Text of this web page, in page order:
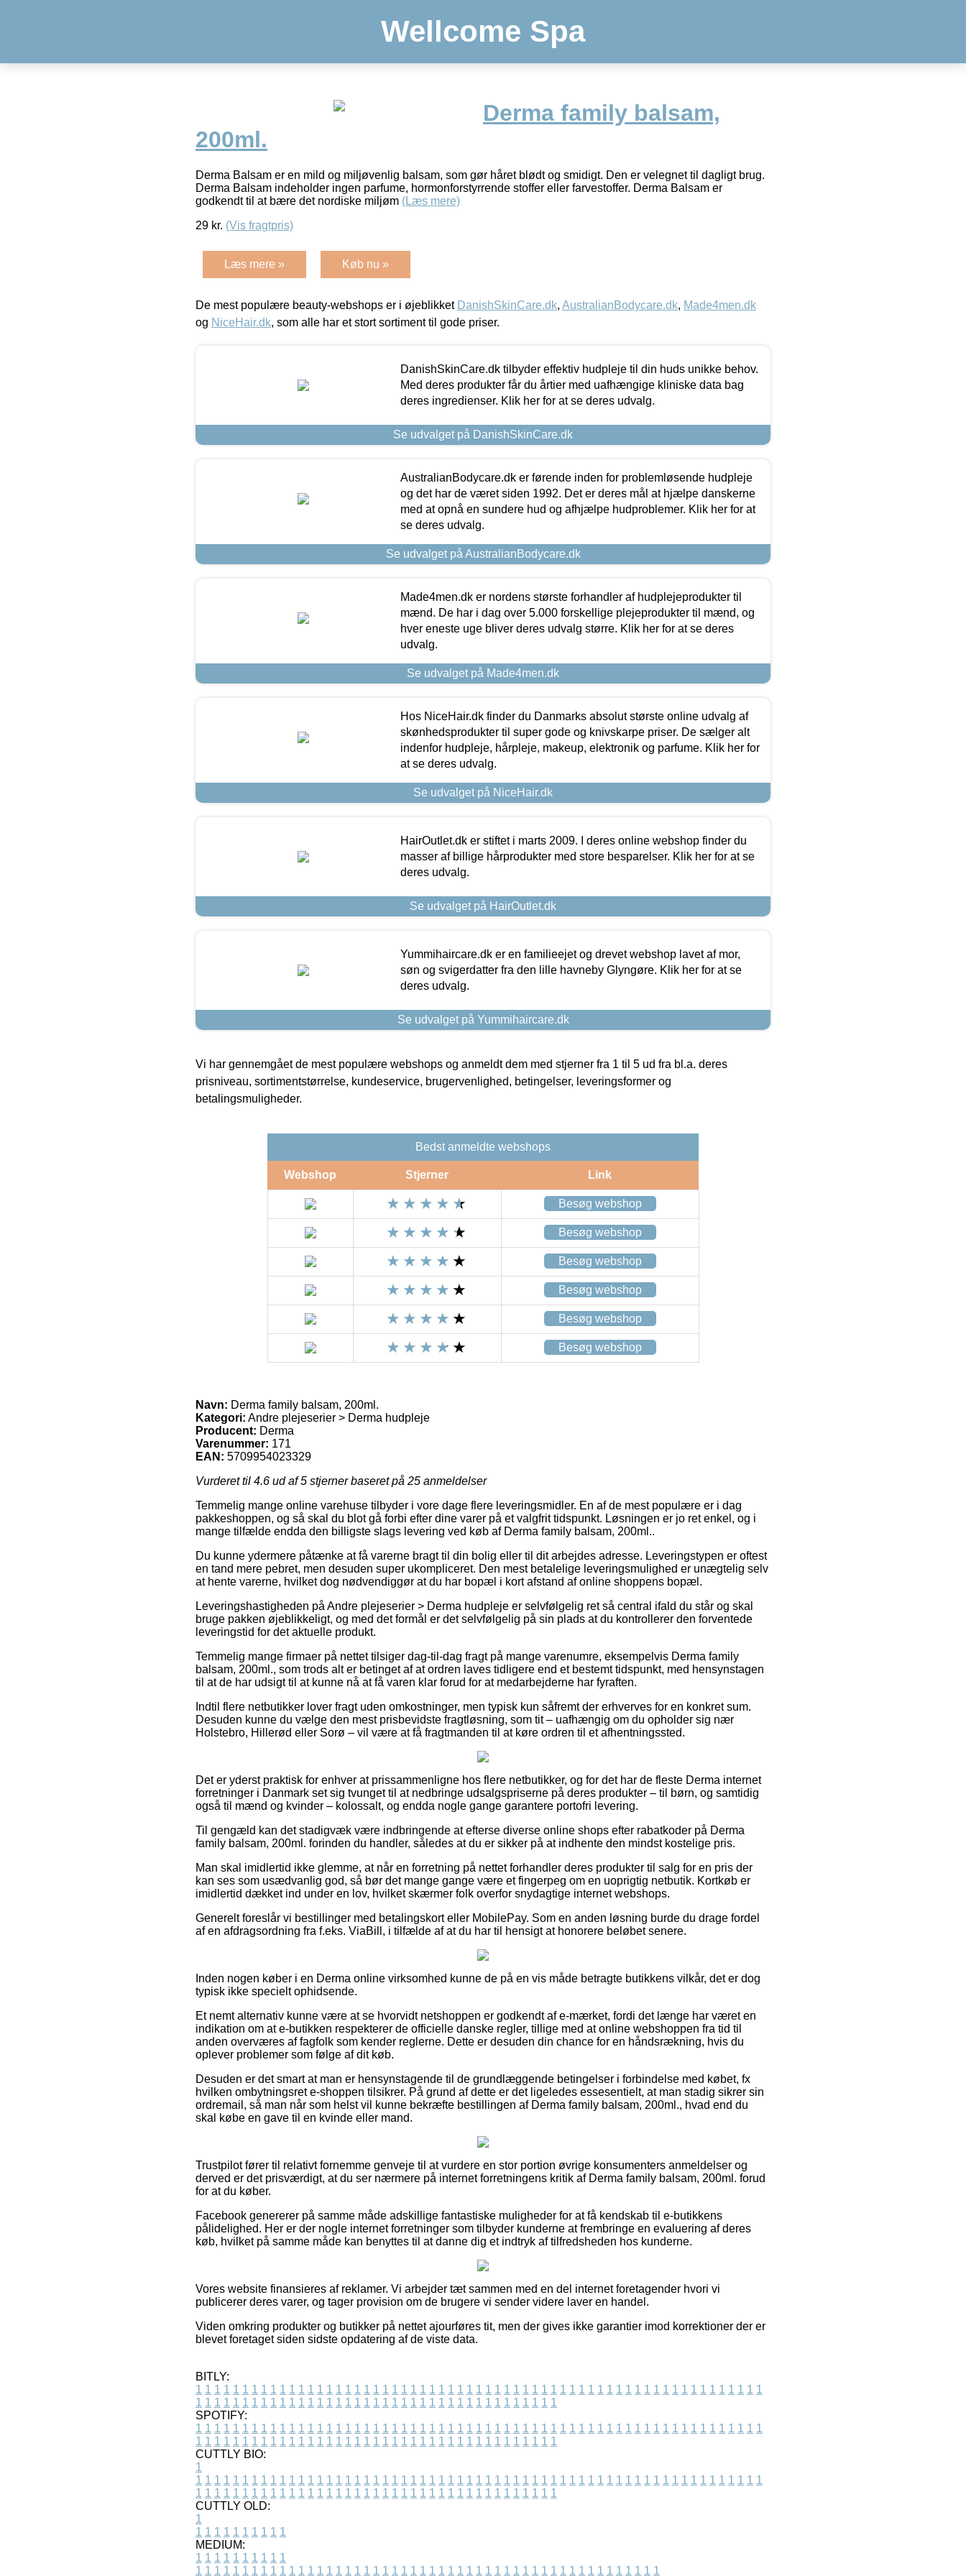
Wellcome Spa
Derma family balsam,
200ml.
Derma Balsam er en mild og miljøvenlig balsam, som gør håret blødt og smidigt. Den er velegnet til dagligt brug.
Derma Balsam indeholder ingen parfume, hormonforstyrrende stoffer eller farvestoffer. Derma Balsam er
godkendt til at bære det nordiske miljøm (Læs mere)
29 kr. (Vis fragtpris)
Læs mere » Køb nu »
De mest populære beauty-webshops er i øjeblikket DanishSkinCare.dk, AustralianBodycare.dk, Made4men.dk
og NiceHair.dk, som alle har et stort sortiment til gode priser.
DanishSkinCare.dk tilbyder effektiv hudpleje til din huds unikke behov.
Med deres produkter får du årtier med uafhængige kliniske data bag
deres ingredienser. Klik her for at se deres udvalg.
Se udvalget på DanishSkinCare.dk
AustralianBodycare.dk er førende inden for problemløsende hudpleje
og det har de været siden 1992. Det er deres mål at hjælpe danskerne
med at opnå en sundere hud og afhjælpe hudproblemer. Klik her for at
se deres udvalg.
Se udvalget på AustralianBodycare.dk
Made4men.dk er nordens største forhandler af hudplejeprodukter til
mænd. De har i dag over 5.000 forskellige plejeprodukter til mænd, og
hver eneste uge bliver deres udvalg større. Klik her for at se deres
udvalg.
Se udvalget på Made4men.dk
Hos NiceHair.dk finder du Danmarks absolut største online udvalg af
skønhedsprodukter til super gode og knivskarpe priser. De sælger alt
indenfor hudpleje, hårpleje, makeup, elektronik og parfume. Klik her for
at se deres udvalg.
Se udvalget på NiceHair.dk
HairOutlet.dk er stiftet i marts 2009. I deres online webshop finder du
masser af billige hårprodukter med store besparelser. Klik her for at se
deres udvalg.
Se udvalget på HairOutlet.dk
Yummihaircare.dk er en familieejet og drevet webshop lavet af mor,
søn og svigerdatter fra den lille havneby Glyngøre. Klik her for at se
deres udvalg.
Se udvalget på Yummihaircare.dk
Vi har gennemgået de mest populære webshops og anmeldt dem med stjerner fra 1 til 5 ud fra bl.a. deres
prisniveau, sortimentstørrelse, kundeservice, brugervenlighed, betingelser, leveringsformer og
betalingsmuligheder.
Bedst anmeldte webshops
Webshop Stjerner Link
Besøg webshop
Besøg webshop
Besøg webshop
Besøg webshop
Besøg webshop
Besøg webshop
Navn: Derma family balsam, 200ml.
Kategori: Andre plejeserier > Derma hudpleje
Producent: Derma
Varenummer: 171
EAN: 5709954023329
Vurderet til 4.6 ud af 5 stjerner baseret på 25 anmeldelser
Temmelig mange online varehuse tilbyder i vore dage flere leveringsmidler. En af de mest populære er i dag
pakkeshoppen, og så skal du blot gå forbi efter dine varer på et valgfrit tidspunkt. Løsningen er jo ret enkel, og i
mange tilfælde endda den billigste slags levering ved køb af Derma family balsam, 200ml..
Du kunne ydermere påtænke at få varerne bragt til din bolig eller til dit arbejdes adresse. Leveringstypen er oftest
en tand mere pebret, men desuden super ukompliceret. Den mest betalelige leveringsmulighed er unægtelig selv
at hente varerne, hvilket dog nødvendiggør at du har bopæl i kort afstand af online shoppens bopæl.
Leveringshastigheden på Andre plejeserier > Derma hudpleje er selvfølgelig ret så central ifald du står og skal
bruge pakken øjeblikkeligt, og med det formål er det selvfølgelig på sin plads at du kontrollerer den forventede
leveringstid for det aktuelle produkt.
Temmelig mange firmaer på nettet tilsiger dag-til-dag fragt på mange varenumre, eksempelvis Derma family
balsam, 200ml., som trods alt er betinget af at ordren laves tidligere end et bestemt tidspunkt, med hensynstagen
til at de har udsigt til at kunne nå at få varen klar forud for at medarbejderne har fyraften.
Indtil flere netbutikker lover fragt uden omkostninger, men typisk kun såfremt der erhverves for en konkret sum.
Desuden kunne du vælge den mest prisbevidste fragtløsning, som tit – uafhængig om du opholder sig nær
Holstebro, Hillerød eller Sorø – vil være at få fragtmanden til at køre ordren til et afhentningssted.
Det er yderst praktisk for enhver at prissammenligne hos flere netbutikker, og for det har de fleste Derma internet
forretninger i Danmark set sig tvunget til at nedbringe udsalgspriserne på deres produkter – til børn, og samtidig
også til mænd og kvinder – kolossalt, og endda nogle gange garantere portofri levering.
Til gengæld kan det stadigvæk være indbringende at efterse diverse online shops efter rabatkoder på Derma
family balsam, 200ml. forinden du handler, således at du er sikker på at indhente den mindst kostelige pris.
Man skal imidlertid ikke glemme, at når en forretning på nettet forhandler deres produkter til salg for en pris der
kan ses som usædvanlig god, så bør det mange gange være et fingerpeg om en uoprigtig netbutik. Kortkøb er
imidlertid dækket ind under en lov, hvilket skærmer folk overfor snydagtige internet webshops.
Generelt foreslår vi bestillinger med betalingskort eller MobilePay. Som en anden løsning burde du drage fordel
af en afdragsordning fra f.eks. ViaBill, i tilfælde af at du har til hensigt at honorere beløbet senere.
Inden nogen køber i en Derma online virksomhed kunne de på en vis måde betragte butikkens vilkår, det er dog
typisk ikke specielt ophidsende.
Et nemt alternativ kunne være at se hvorvidt netshoppen er godkendt af e-mærket, fordi det længe har været en
indikation om at e-butikken respekterer de officielle danske regler, tillige med at online webshoppen fra tid til
anden overværes af fagfolk som kender reglerne. Dette er desuden din chance for en håndsrækning, hvis du
oplever problemer som følge af dit køb.
Desuden er det smart at man er hensynstagende til de grundlæggende betingelser i forbindelse med købet, fx
hvilken ombytningsret e-shoppen tilsikrer. På grund af dette er det ligeledes essesentielt, at man stadig sikrer sin
ordremail, så man når som helst vil kunne bekræfte bestillingen af Derma family balsam, 200ml., hvad end du
skal købe en gave til en kvinde eller mand.
Trustpilot fører til relativt fornemme genveje til at vurdere en stor portion øvrige konsumenters anmeldelser og
derved er det prisværdigt, at du ser nærmere på internet forretningens kritik af Derma family balsam, 200ml. forud
for at du køber.
Facebook genererer på samme måde adskillige fantastiske muligheder for at få kendskab til e-butikkens
pålidelighed. Her er der nogle internet forretninger som tilbyder kunderne at frembringe en evaluering af deres
køb, hvilket på samme måde kan benyttes til at danne dig et indtryk af tilfredsheden hos kunderne.
Vores website finansieres af reklamer. Vi arbejder tæt sammen med en del internet foretagender hvori vi
publicerer deres varer, og tager provision om de brugere vi sender videre laver en handel.
Viden omkring produkter og butikker på nettet ajourføres tit, men der gives ikke garantier imod korrektioner der er
blevet foretaget siden sidste opdatering af de viste data.
BITLY:
1 1 1 1 1 1 1 1 1 1 1 1 1 1 1 1 1 1 1 1 1 1 1 1 1 1 1 1 1 1 1 1 1 1 1 1 1 1 1 1 1 1 1 1 1 1 1 1 1 1 1 1 1 1 1 1 1 1 1 1 1
1 1 1 1 1 1 1 1 1 1 1 1 1 1 1 1 1 1 1 1 1 1 1 1 1 1 1 1 1 1 1 1 1 1 1 1 1 1 1
SPOTIFY:
1 1 1 1 1 1 1 1 1 1 1 1 1 1 1 1 1 1 1 1 1 1 1 1 1 1 1 1 1 1 1 1 1 1 1 1 1 1 1 1 1 1 1 1 1 1 1 1 1 1 1 1 1 1 1 1 1 1 1 1 1
1 1 1 1 1 1 1 1 1 1 1 1 1 1 1 1 1 1 1 1 1 1 1 1 1 1 1 1 1 1 1 1 1 1 1 1 1 1 1
CUTTLY BIO:
1
1 1 1 1 1 1 1 1 1 1 1 1 1 1 1 1 1 1 1 1 1 1 1 1 1 1 1 1 1 1 1 1 1 1 1 1 1 1 1 1 1 1 1 1 1 1 1 1 1 1 1 1 1 1 1 1 1 1 1 1 1
1 1 1 1 1 1 1 1 1 1 1 1 1 1 1 1 1 1 1 1 1 1 1 1 1 1 1 1 1 1 1 1 1 1 1 1 1 1 1
CUTTLY OLD:
1
1 1 1 1 1 1 1 1 1 1
MEDIUM:
1 1 1 1 1 1 1 1 1 1
1 1 1 1 1 1 1 1 1 1 1 1 1 1 1 1 1 1 1 1 1 1 1 1 1 1 1 1 1 1 1 1 1 1 1 1 1 1 1 1 1 1 1 1 1 1 1 1 1 1